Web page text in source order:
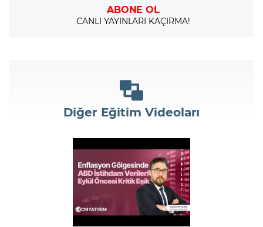
ABONE OL
CANLI YAYINLARI KAÇIRMA!
Diğer Eğitim Videoları